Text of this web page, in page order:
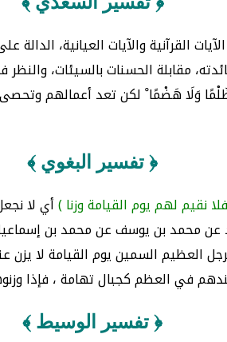
القرآنية والآيات العيانية، الدالة
مقابلة الحسنات بالسيئات،
وَلَا هَضْمًا ْ لكن تعد أعمالهم
﴿ تفسير البغوي ﴾
نقيم لهم يوم القيامة وزنا )أي لا
عن محمد بن يوسف عن محمد بن
العظيم السمين يوم القيامة لا يزن
في العظم كجبال تهامة ، فإذا
﴿ تفسير الوسيط ﴾